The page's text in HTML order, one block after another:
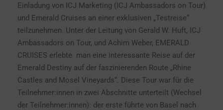
Einladung von ICJ Marketing (ICJ Ambassadors on Tour)
und Emerald Cruises an einer exklusiven „Testreise“
teilzunehmen. Unter der Leitung von Gerald W. Huft, ICJ
Ambassadors on Tour, und Achim Weber, EMERALD
CRUISES erlebte man eine interessante Reise auf der
Emerald Destiny auf der faszinierenden Route „Rhine
Castles and Mosel Vineyards“. Diese Tour war für die
Teilnehmer:innen in zwei Abschnitte unterteilt (Wechsel
der Teilnehmer:innen): der erste führte von Basel nach